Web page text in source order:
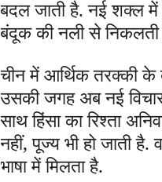
बदल जाती है. नई शक्ल में
बंदूक की नली से निकलती
चीन में आर्थिक तरक्की के
उसकी जगह अब नई
साथ हिंसा का रिश्ता
नहीं, पूज्य भी हो जाती
भाषा में मिलता है.